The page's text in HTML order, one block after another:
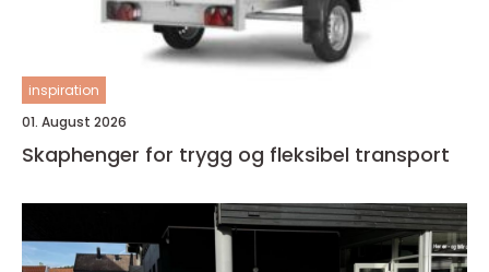
inspiration
01. August 2026
Skaphenger for trygg og fleksibel transport